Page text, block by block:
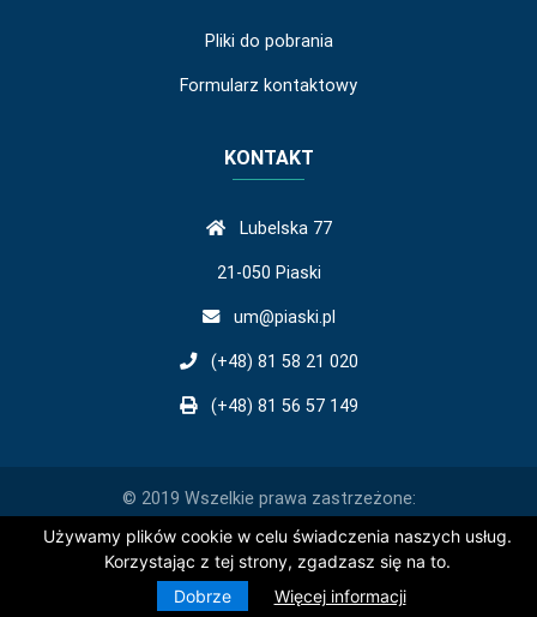
Używamy plików cookie w celu świadczenia naszych usług.
Korzystając z tej strony, zgadzasz się na to.
Dobrze
Więcej informacji
Pliki do pobrania
Formularz kontaktowy
KONTAKT
Lubelska 77
21-050 Piaski
um@piaski.pl
(+48) 81 58 21 020
(+48) 81 56 57 149
© 2019 Wszelkie prawa zastrzeżone: